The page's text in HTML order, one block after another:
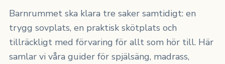
Barnrummet ska klara tre saker samtidigt: en
trygg sovplats, en praktisk skötplats och
tillräckligt med förvaring för allt som hör till. Här
samlar vi våra guider för spjälsäng, madrass,